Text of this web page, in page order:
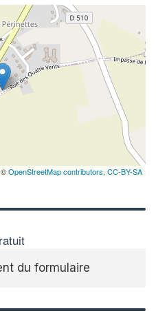
©OpenStreetMap contributors, CC-BY-SA
du formulaire
✕